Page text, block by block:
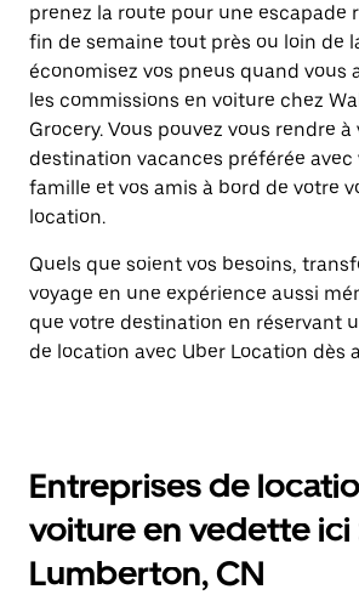
prenez la route pour une escapade
fin de semaine tout près ou loin de
économisez vos pneus quand vous
les commissions en voiture chez
Grocery. Vous pouvez vous rendre à
destination vacances préférée avec
famille et vos amis à bord de votre
location.
Quels que soient vos besoins,
voyage en une expérience aussi
que votre destination en réservant
de location avec Uber Location dès
Entreprises de
voiture en vedette ici
Lumberton, CN